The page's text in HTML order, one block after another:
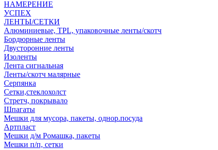
НАМЕРЕНИЕ
УСПЕХ
ЛЕНТЫ/СЕТКИ
Алюминиевые, TPL, упаковочные ленты/скотч
Бордюрные ленты
Двусторонние ленты
Изоленты
Лента сигнальная
Ленты/скотч малярные
Серпянка
Сетки,стеклохолст
Стретч, покрывало
Шпагаты
Мешки для мусора, пакеты, однор.посуда
Артпласт
Мешки д/м Ромашка, пакеты
Мешки п/п, сетки